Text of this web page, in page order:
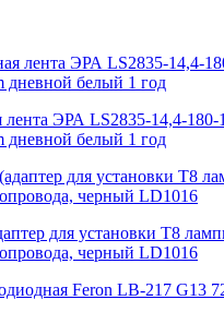
лента ЭРА LS2835-14,4-
дневной белый 1 год
для установки Т8
черный LD1016